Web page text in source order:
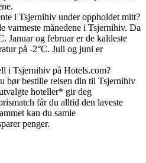
i Tsjernihiv under oppholdet mitt?
varmeste månedene i Tsjernihiv. Da
Januar og februar er de kaldeste
på -2°C. Juli og juni er
i Tsjernihiv på Hotels.com?
bør bestille reisen din til Tsjernihiv
hoteller* gir deg
får du alltid den laveste
kan du samle
penger.